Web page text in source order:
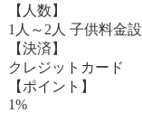
【人数】
1人～2人 子供料金
【決済】
クレジットカード
【ポイント】
1%